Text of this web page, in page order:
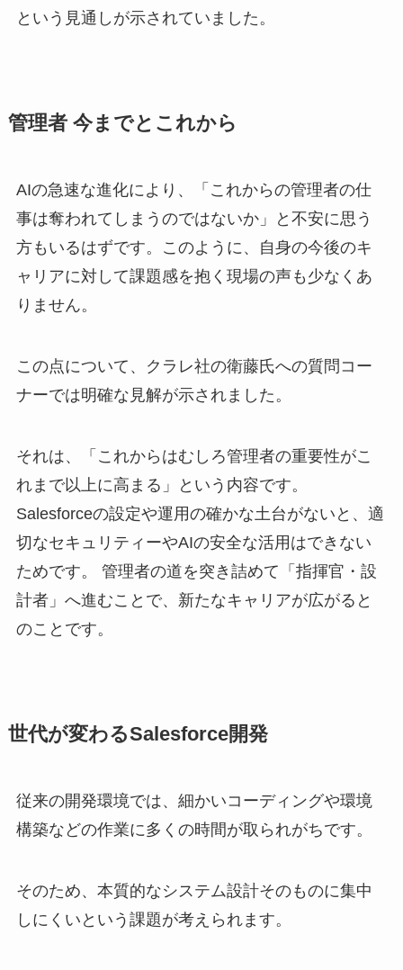
という見通しが示されていました。
管理者 今までとこれから
AIの急速な進化により、「これからの管理者の仕
事は奪われてしまうのではないか」と不安に思う
方もいるはずです。このように、自身の今後のキ
ャリアに対して課題感を抱く現場の声も少なくあ
りません。
この点について、クラレ社の衛藤氏への質問コー
ナーでは明確な見解が示されました。
それは、「これからはむしろ管理者の重要性がこ
れまで以上に高まる」という内容です。
Salesforceの設定や運用の確かな土台がないと、適
切なセキュリティーやAIの安全な活用はできない
ためです。 管理者の道を突き詰めて「指揮官・設
計者」へ進むことで、新たなキャリアが広がると
のことです。
世代が変わるSalesforce開発
従来の開発環境では、細かいコーディングや環境
構築などの作業に多くの時間が取られがちです。
そのため、本質的なシステム設計そのものに集中
しにくいという課題が考えられます。